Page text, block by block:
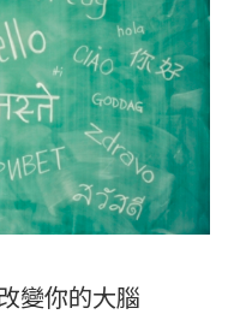
變你的大腦